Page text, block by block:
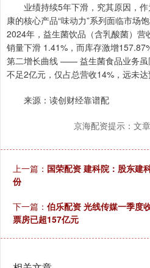
业绩持续5年下滑，究其原因，作
康的核心产品“味动力”系列面临市场
2024年，益生菌饮品（含乳酸菌）营
销量下滑 1.41%，而库存激增
第二增长曲线 —— 益生菌食品业务虽
不足2亿元，仅占总营收14%，远未达
来源：读创财经靠谱配
京海配资提示：文
上一篇： 国荣配资 建科院：股东建
份
下一篇： 伯乐配资 光线传媒一季度
票房已超157亿元